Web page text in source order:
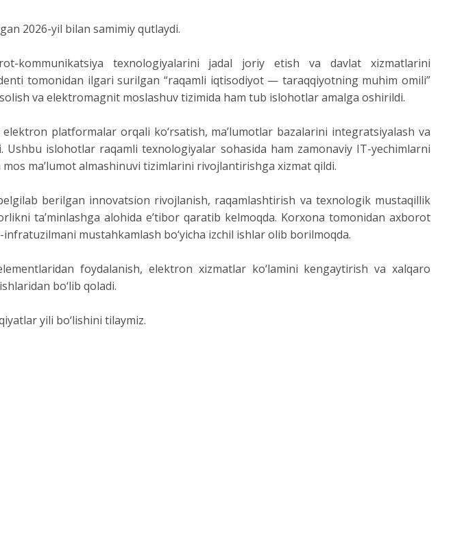
2026-yil bilan samimiy qutlaydi.
kommunikatsiya texnologiyalarini jadal joriy etish va davlat xizmatlarini
tomonidan ilgari surilgan “raqamli iqtisodiyot — taraqqiyotning muhim omili”
va elektromagnit moslashuv tizimida ham tub islohotlar amalga oshirildi.
platformalar orqali ko‘rsatish, ma’lumotlar bazalarini integratsiyalash va
islohotlar raqamli texnologiyalar sohasida ham zamonaviy IT-yechimlarni
ma’lumot almashinuvi tizimlarini rivojlantirishga xizmat qildi.
berilgan innovatsion rivojlanish, raqamlashtirish va texnologik mustaqillik
ta’minlashga alohida e’tibor qaratib kelmoqda. Korxona tomonidan axborot
mustahkamlash bo‘yicha izchil ishlar olib borilmoqda.
foydalanish, elektron xizmatlar ko‘lamini kengaytirish va xalqaro
bo‘lib qoladi.
yili bo‘lishini tilaymiz.